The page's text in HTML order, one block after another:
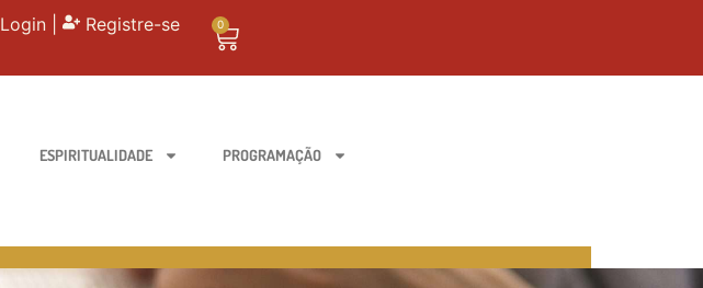
Login Registre-se 0
ESPIRITUALIDADE PROGRAMAÇÃO